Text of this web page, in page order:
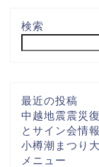
検索
最近の投稿
中越地震震災
とサイン会情報
小樽潮まつり
メニュー